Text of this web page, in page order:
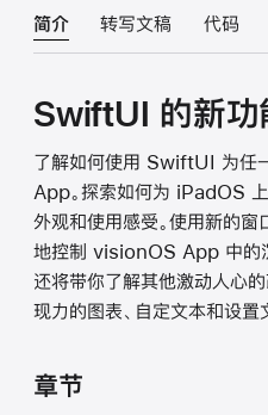
简介 转写文稿 代码
SwiftUI 的新功
了解如何使用 SwiftUI 为任
App。探索如何为 iPadOS
外观和使用感受。使用新的
地控制 visionOS App 中的
还将带你了解其他激动人心
现力的图表、自定文本和设置
章节